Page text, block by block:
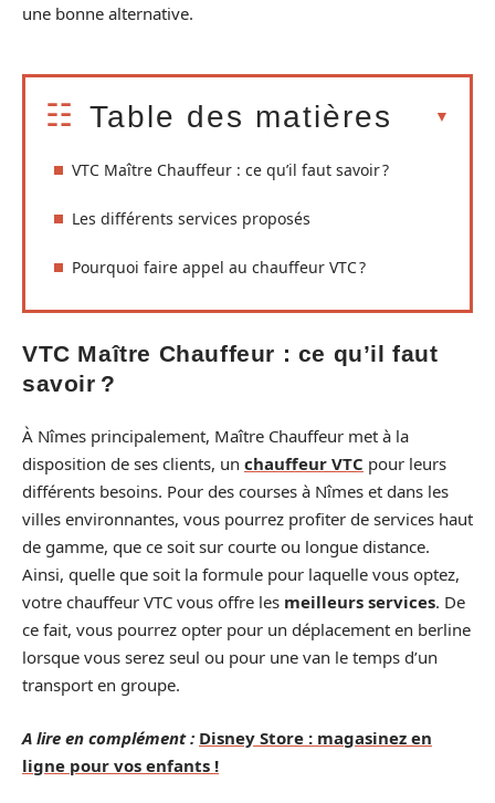
une bonne alternative.
Table des matières
VTC Maître Chauffeur : ce qu’il faut savoir ?
Les différents services proposés
Pourquoi faire appel au chauffeur VTC ?
VTC Maître Chauffeur : ce qu’il faut
savoir ?
À Nîmes principalement, Maître Chauffeur met à la
disposition de ses clients, un chauffeur VTC pour leurs
différents besoins. Pour des courses à Nîmes et dans les
villes environnantes, vous pourrez profiter de services haut
de gamme, que ce soit sur courte ou longue distance.
Ainsi, quelle que soit la formule pour laquelle vous optez,
votre chauffeur VTC vous offre les meilleurs services. De
ce fait, vous pourrez opter pour un déplacement en berline
lorsque vous serez seul ou pour une van le temps d’un
transport en groupe.
A lire en complément : Disney Store : magasinez en
ligne pour vos enfants !